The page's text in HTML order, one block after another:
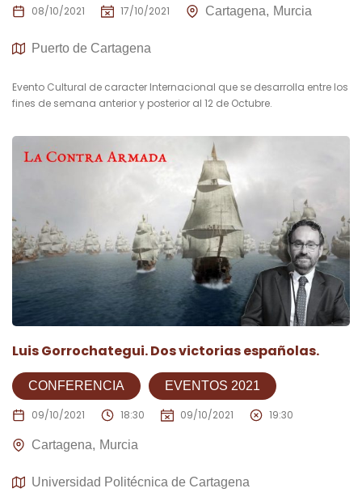
08/10/2021 17/10/2021 Cartagena Murcia
Puerto de Cartagena
Evento Cultural de caracter Internacional que se desarrolla entre los
fines de semana anterior y posterior al 12 de Octubre.
Luis Gorrochategui. Dos victorias españolas.
CONFERENCIA EVENTOS 2021
09/10/2021 18:30 09/10/2021 19:30
Cartagena Murcia
Universidad Politécnica de Cartagena